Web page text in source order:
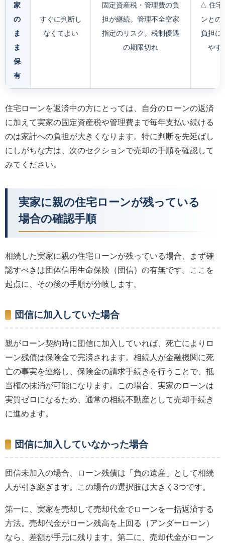
家
の
ま
ま
保
有
すぐに判断し
なくてよい
固定資産税・管理費の負
担が継続。管理不全空家
指定のリスク。税制優遇
の期限切れ
△ 住宅
ンとの
負担に
やす
住宅ローンを返済中の方にとっては、自分のローンの返済
に加えて実家の固定資産税や管理費まで毎年支払い続ける
のは家計への負担が大きくなります。特に判断を先延ばし
にしがちな方は、次のセクションで売却の手順を確認して
みてください。
実家に親の住宅ローンが残っている
場合の確認手順
相続した実家に親の住宅ローンが残っている場合、まず確
認すべきは団体信用生命保険（団信）の有無です。ここを
起点に、その後の手順が分岐します。
団信に加入していた場合
親がローン契約時に団信に加入していれば、死亡によりロ
ーン残債は保険金で完済されます。相続人が金融機関に死
亡の事実を連絡し、保険金の請求手続きを行うことで、抵
当権の抹消が可能になります。この場合、実家のローンは
実質ゼロになるため、通常の相続不動産として売却手続き
に進めます。
団信に加入していなかった場合
団信未加入の場合、ローン残債は「負の遺産」として相続
人が引き継ぎます。この場合の選択肢は大きく3つです。
第一に、実家を売却して売却代金でローンを一括返済する
方法。売却代金がローン残高を上回る（アンダーローン）
なら、差額が手元に残ります。第二に、売却代金がローン